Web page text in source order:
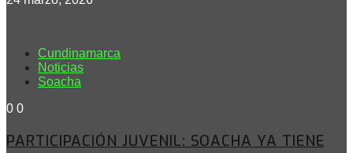
Cundinamarca
Noticias
Soacha
0 0
PARTICIPACIÓN JUVENIL: SOACHA YA TIENE